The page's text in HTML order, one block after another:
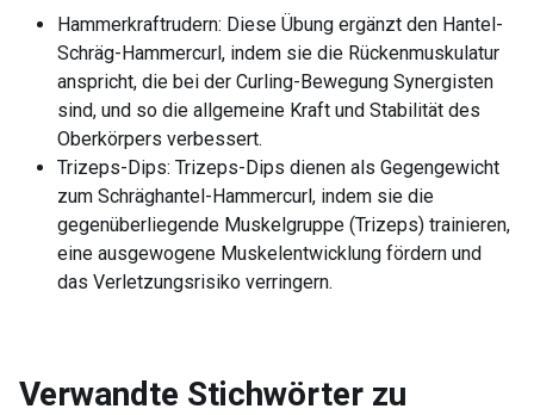
Hammerkraftrudern: Diese Übung ergänzt den Hantel-
Schräg-Hammercurl, indem sie die Rückenmuskulatur
anspricht, die bei der Curling-Bewegung Synergisten
sind, und so die allgemeine Kraft und Stabilität des
Oberkörpers verbessert.
Trizeps-Dips: Trizeps-Dips dienen als Gegengewicht
zum Schräghantel-Hammercurl, indem sie die
gegenüberliegende Muskelgruppe (Trizeps) trainieren,
eine ausgewogene Muskelentwicklung fördern und
das Verletzungsrisiko verringern.
Verwandte Stichwörter zu